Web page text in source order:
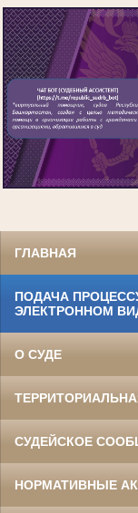
ГЛАВНАЯ
ПОДАЧА
ЭЛЕКТРОННОМ
О СУДЕ
СУДЕЙСКОЕ
НОРМАТИВНЫЕ